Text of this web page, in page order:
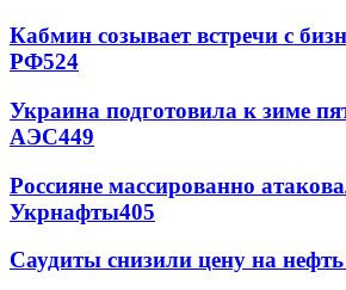
Кабмин созывает встречи с
РФ524
Украина подготовила к зиме
АЭС449
Россияне массированно
Укрнафты405
Саудиты снизили цену на